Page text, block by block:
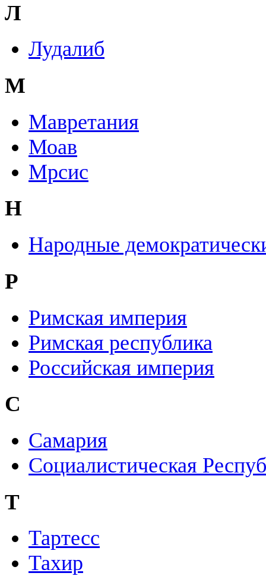
Л
Лудалиб
М
Мавретания
Моав
Мрсис
Н
Народные
Р
Римская империя
Римская республика
Российская империя
С
Самария
Социалистическая
Т
Тартесс
Тахир